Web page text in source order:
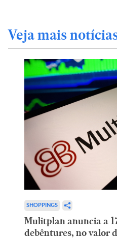
Veja mais
SHOPPINGS
Mulitplan anuncia a
debêntures, no valor